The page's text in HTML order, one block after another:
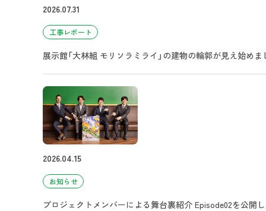
2026.07.31
工事レポート
展示館「大林組 モリソラミライ」の建物の輪郭が見え始めま
2026.04.15
お知らせ
プロジェクトメンバーによる舞台裏紹介 Episode02を公開